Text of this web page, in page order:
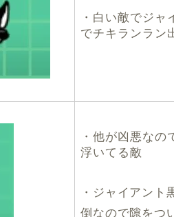
・白い敵でジャ
でチキランラン
・他が凶悪なの
浮いてる敵
・ジャイアント
倒なので隙をつ